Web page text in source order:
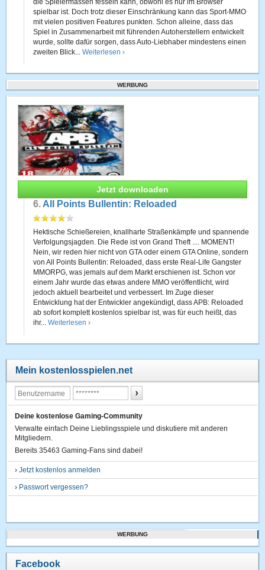
die Spielermassen fesseln kann, obwohl es nur im Browser
spielbar ist. Doch trotz dieser Einschränkung kann das Sport-MMO
mit vielen positiven Features punkten. Schon alleine, dass das
Spiel in Zusammenarbeit mit führenden Autoherstellern entwickelt
wurde, sollte dafür sorgen, dass Auto-Liebhaber mindestens einen
zweiten Blick...Weiterlesen ›
WERBUNG
Jetzt downloaden
6. All Points Bullentin: Reloaded
Hektische Schießereien, knallharte Straßenkämpfe und spannende
Verfolgungsjagden. Die Rede ist von Grand Theft .... MOMENT!
Nein, wir reden hier nicht von GTA oder einem GTA Online, sondern
von All Points Bullentin: Reloaded, dass erste Real-Life Gangster
MMORPG, was jemals auf dem Markt erschienen ist. Schon vor
einem Jahr wurde das etwas andere MMO veröffentlicht, wird
jedoch aktuell bearbeitet und verbessert. Im Zuge dieser
Entwicklung hat der Entwickler angekündigt, dass APB: Reloaded
ab sofort komplett kostenlos spielbar ist, was für euch heißt, das
ihr...Weiterlesen ›
Mein kostenlosspielen.net
Deine kostenlose Gaming-Community
Verwalte einfach Deine Lieblingsspiele und diskutiere mit anderen
Mitgliedern.
Bereits 35463 Gaming-Fans sind dabei!
›Jetzt kostenlos anmelden
› Passwort vergessen?
WERBUNG
Facebook